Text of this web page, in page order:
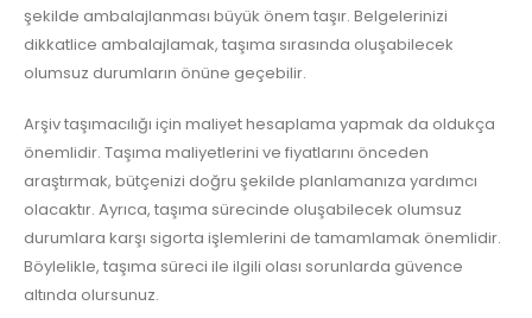
şekilde ambalajlanması büyük önem taşır. Belgelerinizi
dikkatlice ambalajlamak, taşıma sırasında oluşabilecek
olumsuz durumların önüne geçebilir.
Arşiv taşımacılığı için maliyet hesaplama yapmak da oldukça
önemlidir. Taşıma maliyetlerini ve fiyatlarını önceden
araştırmak, bütçenizi doğru şekilde planlamanıza yardımcı
olacaktır. Ayrıca, taşıma sürecinde oluşabilecek olumsuz
durumlara karşı sigorta işlemlerini de tamamlamak önemlidir.
Böylelikle, taşıma süreci ile ilgili olası sorunlarda güvence
altında olursunuz.